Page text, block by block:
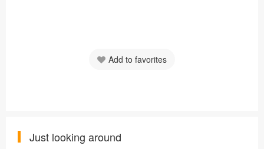
Add to favorites
Just looking around